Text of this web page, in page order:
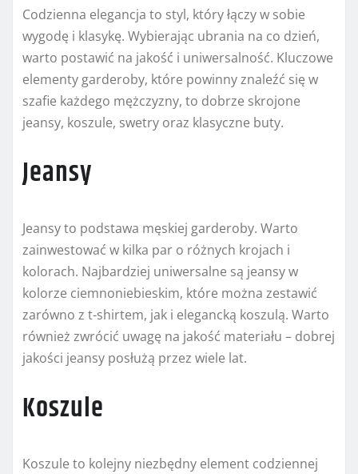
Codzienna elegancja to styl, który łączy w sobie
wygodę i klasykę. Wybierając ubrania na co dzień,
warto postawić na jakość i uniwersalność. Kluczowe
elementy garderoby, które powinny znaleźć się w
szafie każdego mężczyzny, to dobrze skrojone
jeansy, koszule, swetry oraz klasyczne buty.
Jeansy
Jeansy to podstawa męskiej garderoby. Warto
zainwestować w kilka par o różnych krojach i
kolorach. Najbardziej uniwersalne są jeansy w
kolorze ciemnoniebieskim, które można zestawić
zarówno z t-shirtem, jak i elegancką koszulą. Warto
również zwrócić uwagę na jakość materiału – dobrej
jakości jeansy posłużą przez wiele lat.
Koszule
Koszule to kolejny niezbędny element codziennej